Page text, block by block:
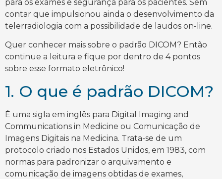
para os exames e segurança para os pacientes. Sem
contar que impulsionou ainda o desenvolvimento da
telerradiologia com a possibilidade de laudos on-line.
Quer conhecer mais sobre o padrão DICOM? Então
continue a leitura e fique por dentro de 4 pontos
sobre esse formato eletrônico!
1. O que é padrão DICOM?
É uma sigla em inglês para Digital Imaging and
Communications in Medicine ou Comunicação de
Imagens Digitais na Medicina. Trata-se de um
protocolo criado nos Estados Unidos, em 1983, com
normas para padronizar o arquivamento e
comunicação de imagens obtidas de exames,